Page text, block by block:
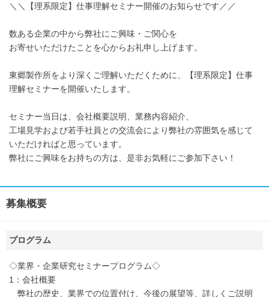
＼＼【理系限定】仕事理解セミナー開催のお知らせです／／
数ある企業の中から弊社にご興味・ご関心を
お寄せいただけたことを心からお礼申し上げます。
東郷製作所をより深くご理解いただくために、【理系限定】仕事
理解セミナーを開催いたします。
セミナー当日は、会社概要説明、業務内容紹介、
工場見学および若手社員との交流会により弊社の雰囲気を感じて
いただければと思っています。
弊社にご興味をお持ちの方は、是非お気軽にご参加下さい！
募集概要
プログラム
◇業界・企業研究セミナープログラム◇
1：会社概要
弊社の歴史、業界での位置付け、今後の展望等、詳しくご説明